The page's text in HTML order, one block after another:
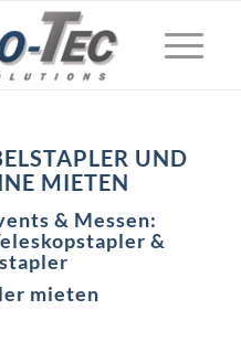
UND
MIETEN
& Messen:
&
mieten